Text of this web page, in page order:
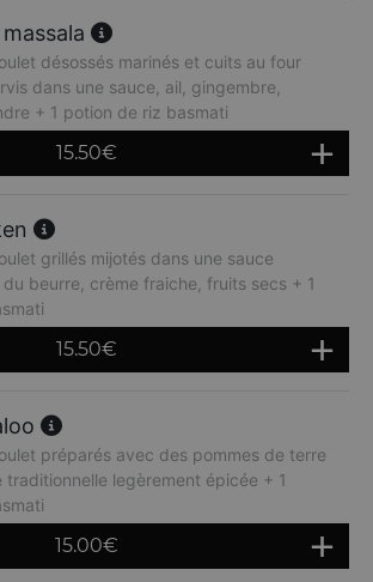
désossés marinés et cuits au four
dans une sauce, ail, gingembre,
+ 1 potion de riz basmati
15.50€
grillés mijotés dans une sauce
beurre, crème fraiche, fruits secs + 1
15.50€
préparés avec des pommes de terre
traditionnelle legèrement épicée + 1
15.00€